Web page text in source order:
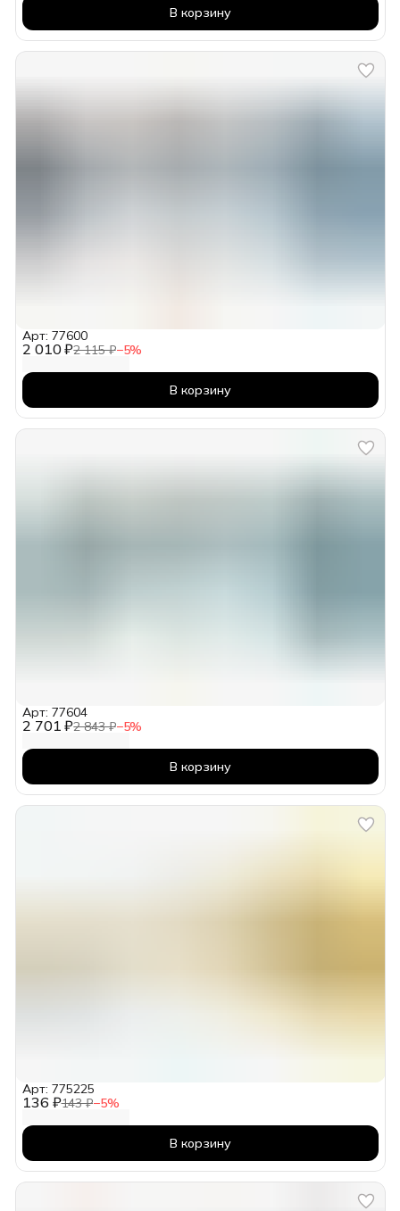
В корзину
2 010 ₽2 115 ₽−5%
Арт: 77600
В корзину
2 701 ₽2 843 ₽−5%
Арт: 77604
В корзину
136 ₽143 ₽−5%
Арт: 775225
В корзину